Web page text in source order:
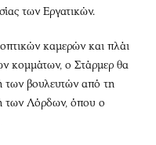
των Εργατικών.
καμερών και πλάι
κομμάτων, ο Στάρμερ θα
των βουλευτών από τη
των Λόρδων, όπου ο